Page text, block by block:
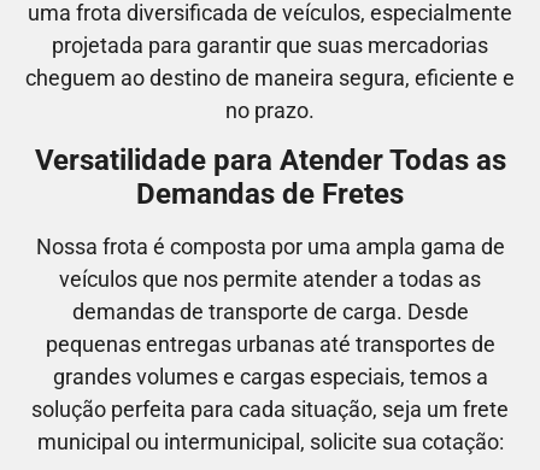
uma frota diversificada de veículos, especialmente
projetada para garantir que suas mercadorias
cheguem ao destino de maneira segura, eficiente e
no prazo.
Versatilidade para Atender Todas as
Demandas de Fretes
Nossa frota é composta por uma ampla gama de
veículos que nos permite atender a todas as
demandas de transporte de carga. Desde
pequenas entregas urbanas até transportes de
grandes volumes e cargas especiais, temos a
solução perfeita para cada situação, seja um frete
municipal ou intermunicipal, solicite sua cotação: